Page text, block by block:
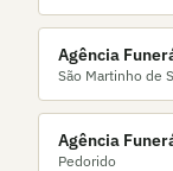
Agência
São Martinho de
Agência
Pedorido